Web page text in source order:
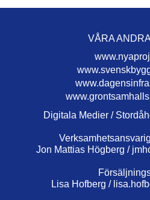
VÅRA
Digitala Medier /
Jon Mattias Högberg /
Lisa Hofberg /